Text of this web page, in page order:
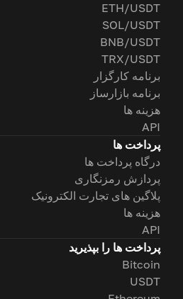
ETH/USDT
SOL/USDT
BNB/USDT
TRX/USDT
برنامه کارگزار
برنامه بازارساز
هزینه ها
API
پرداخت ها
درگاه پرداخت ها
پردازش رمزنگاری
پلاگین های تجارت الکترونیک
هزینه ها
API
پرداخت ها را بپذیرید
Bitcoin
USDT